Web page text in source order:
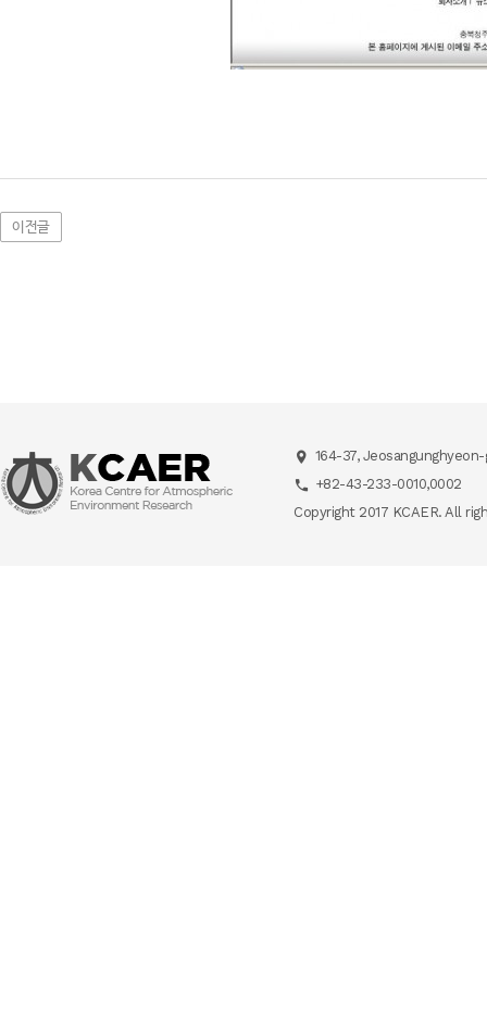
이전글
164-37,
+82-43-233-0010,0002
Copyright 2017 KCAER. All